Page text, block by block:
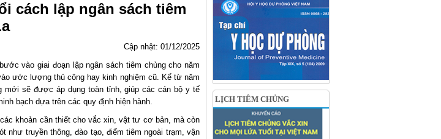
cách lập ngân sách tiêm
Cập nhật: 01/12/2025
vào giai đoạn lập ngân sách tiêm chủng cho năm
ước lượng thủ công hay kinh nghiệm cũ. Kể từ năm
mới sẽ được áp dụng toàn tỉnh, giúp các cán bộ y tế
bạch dựa trên các quy định hiện hành.
khoản cần thiết cho vắc xin, vật tư cơ bản, mà còn
như truyền thông, đào tạo, điểm tiêm ngoài trạm, vận
LỊCH TIÊM CHỦNG